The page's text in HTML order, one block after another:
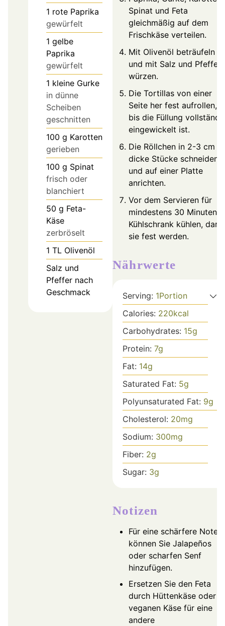
1 rote Paprika
gewürfelt
1 gelbe
Paprika
gewürfelt
1 kleine Gurke
in dünne
Scheiben
geschnitten
100 g Karotten
gerieben
100 g Spinat
frisch oder
blanchiert
50 g Feta-
Käse
zerbröselt
1 TL Olivenöl
Salz und
Pfeffer nach
Geschmack
Spinat und Feta
gleichmäßig auf dem
Frischkäse verteilen.
Mit Olivenöl beträufeln
und mit Salz und Pfeffer
würzen.
Die Tortillas von einer
Seite her fest aufrollen,
bis die Füllung
eingewickelt ist.
Die Röllchen in 2-3 cm
dicke Stücke schneiden
und auf einer Platte
anrichten.
Vor dem Servieren für
mindestens 30 Minuten
Kühlschrank kühlen,
sie fest werden.
Nährwerte
Serving: 1Portion
Calories: 220kcal
Carbohydrates: 15g
Protein: 7g
Fat: 14g
Saturated Fat: 5g
Polyunsaturated Fat: 9g
Cholesterol: 20mg
Sodium: 300mg
Fiber: 2g
Sugar: 3g
Notizen
Für eine schärfere Note
können Sie Jalapeños
oder scharfen Senf
hinzufügen.
Ersetzen Sie den Feta
durch Hüttenkäse oder
veganen Käse für eine
andere